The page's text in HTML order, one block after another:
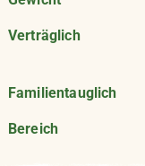
Verträglich
Familientauglich
Bereich